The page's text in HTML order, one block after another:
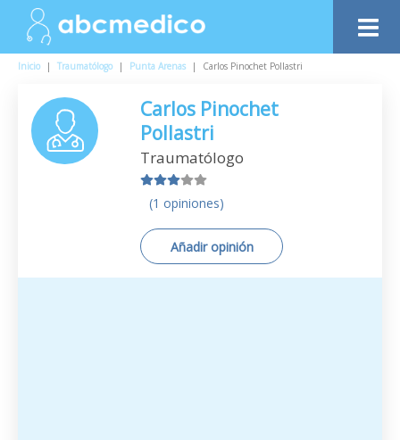
Inicio | Traumatólogo | Punta Arenas | Carlos Pinochet Pollastri
Carlos Pinochet
Pollastri
Traumatólogo
(1 opiniones)
Añadir opinión